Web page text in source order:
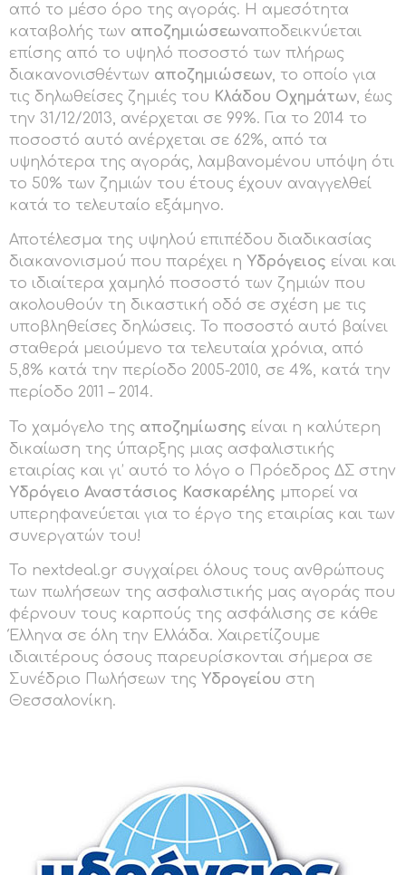
από το μέσο όρο της αγοράς. Η αμεσότητα
καταβολής των αποζημιώσεωναποδεικνύεται
επίσης από το υψηλό ποσοστό των πλήρως
διακανονισθέντων αποζημιώσεων, το οποίο για
τις δηλωθείσες ζημιές του Κλάδου Οχημάτων, έως
την 31/12/2013, ανέρχεται σε 99%. Για το 2014 το
ποσοστό αυτό ανέρχεται σε 62%, από τα
υψηλότερα της αγοράς, λαμβανομένου υπόψη ότι
το 50% των ζημιών του έτους έχουν αναγγελθεί
κατά το τελευταίο εξάμηνο.
Αποτέλεσμα της υψηλού επιπέδου διαδικασίας
διακανονισμού που παρέχει η Υδρόγειος είναι και
το ιδιαίτερα χαμηλό ποσοστό των ζημιών που
ακολουθούν τη δικαστική οδό σε σχέση με τις
υποβληθείσες δηλώσεις. Το ποσοστό αυτό βαίνει
σταθερά μειούμενο τα τελευταία χρόνια, από
5,8% κατά την περίοδο 2005-2010, σε 4%, κατά την
περίοδο 2011 – 2014.
Το χαμόγελο της αποζημίωσης είναι η καλύτερη
δικαίωση της ύπαρξης μιας ασφαλιστικής
εταιρίας και γι’ αυτό το λόγο ο Πρόεδρος ΔΣ στην
Υδρόγειο Αναστάσιος Κασκαρέλης μπορεί να
υπερηφανεύεται για το έργο της εταιρίας και των
συνεργατών του!
Το nextdeal.gr συγχαίρει όλους τους ανθρώπους
των πωλήσεων της ασφαλιστικής μας αγοράς που
φέρνουν τους καρπούς της ασφάλισης σε κάθε
Έλληνα σε όλη την Ελλάδα. Χαιρετίζουμε
ιδιαιτέρους όσους παρευρίσκονται σήμερα σε
Συνέδριο Πωλήσεων της Υδρογείου στη
Θεσσαλονίκη.